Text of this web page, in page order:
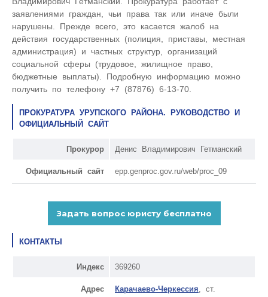
заявлениями граждан, чьи права так или иначе были
нарушены. Прежде всего, это касается жалоб на
действия государственных (полиция, приставы, местная
администрация) и частных структур, организаций
социальной сферы (трудовое, жилищное право,
бюджетные выплаты). Подробную информацию можно
получить по телефону +7 (87876) 6-13-70.
ПРОКУРАТУРА УРУПСКОГО РАЙОНА. РУКОВОДСТВО И
ОФИЦИАЛЬНЫЙ САЙТ
Прокурор Денис Владимирович Гетманский
Официальный сайт epp.genproc.gov.ru/web/proc_09
КОНТАКТЫ
Индекс 369260
Адрес Карачаево-Черкессия , ст.